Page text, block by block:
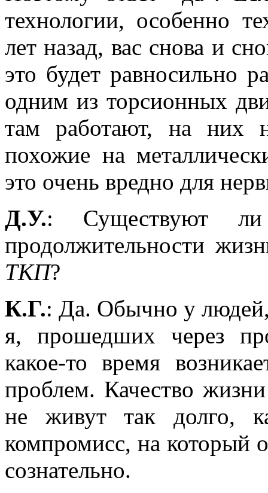
технологии, особенно
лет назад, вас снова и
это будет равносильно
одним из торсионных
там работают, на них
похожие на
это очень вредно для
Д.У.: Существуют ли
продолжительности
ТКП?
К.Г.: Да. Обычно у
я, прошедших через
какое-то время
проблем. Качество
не живут так долго,
компромисс, на который
сознательно.